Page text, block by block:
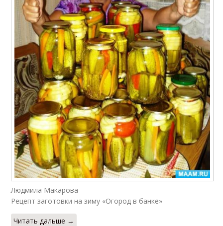
Людмила Макарова
Рецепт заготовки на зиму «Огород в банке»
Читать дальше →